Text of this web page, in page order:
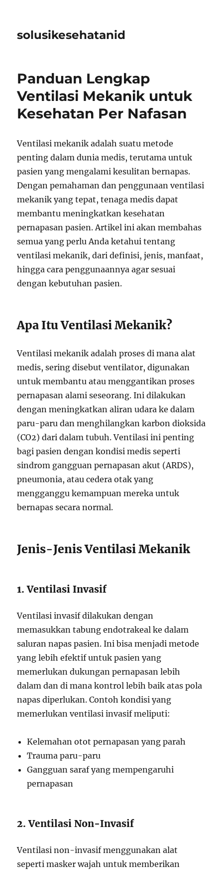
solusikesehatanid
Panduan Lengkap
Ventilasi Mekanik untuk
Kesehatan Per Nafasan
Ventilasi mekanik adalah suatu metode
penting dalam dunia medis, terutama untuk
pasien yang mengalami kesulitan bernapas.
Dengan pemahaman dan penggunaan ventilasi
mekanik yang tepat, tenaga medis dapat
membantu meningkatkan kesehatan
pernapasan pasien. Artikel ini akan membahas
semua yang perlu Anda ketahui tentang
ventilasi mekanik, dari definisi, jenis, manfaat,
hingga cara penggunaannya agar sesuai
dengan kebutuhan pasien.
Apa Itu Ventilasi Mekanik?
Ventilasi mekanik adalah proses di mana alat
medis, sering disebut ventilator, digunakan
untuk membantu atau menggantikan proses
pernapasan alami seseorang. Ini dilakukan
dengan meningkatkan aliran udara ke dalam
paru-paru dan menghilangkan karbon dioksida
(CO2) dari dalam tubuh. Ventilasi ini penting
bagi pasien dengan kondisi medis seperti
sindrom gangguan pernapasan akut (ARDS),
pneumonia, atau cedera otak yang
mengganggu kemampuan mereka untuk
bernapas secara normal.
Jenis-Jenis Ventilasi Mekanik
1. Ventilasi Invasif
Ventilasi invasif dilakukan dengan
memasukkan tabung endotrakeal ke dalam
saluran napas pasien. Ini bisa menjadi metode
yang lebih efektif untuk pasien yang
memerlukan dukungan pernapasan lebih
dalam dan di mana kontrol lebih baik atas pola
napas diperlukan. Contoh kondisi yang
memerlukan ventilasi invasif meliputi:
Kelemahan otot pernapasan yang parah
Trauma paru-paru
Gangguan saraf yang mempengaruhi
pernapasan
2. Ventilasi Non-Invasif
Ventilasi non-invasif menggunakan alat
seperti masker wajah untuk memberikan